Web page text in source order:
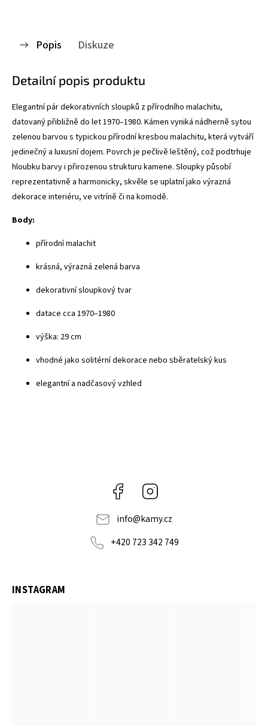
Popis Diskuze
Detailní popis produktu
Elegantní pár dekorativních sloupků z přírodního malachitu,
datovaný přibližně do let 1970–1980. Kámen vyniká nádherně sytou
zelenou barvou s typickou přírodní kresbou malachitu, která vytváří
jedinečný a luxusní dojem. Povrch je pečlivě leštěný, což podtrhuje
hloubku barvy i přirozenou strukturu kamene. Sloupky působí
reprezentativně a harmonicky, skvěle se uplatní jako výrazná
dekorace interiéru, ve vitríně či na komodě.
Body:
přírodní malachit
krásná, výrazná zelená barva
dekorativní sloupkový tvar
datace cca 1970–1980
výška: 29 cm
vhodné jako solitérní dekorace nebo sběratelský kus
elegantní a nadčasový vzhled
Facebook
info@kamy.cz
+420 723 342 749
INSTAGRAM